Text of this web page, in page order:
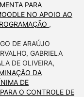
PARA
NO APOIO AO
,
DE ARAÚJO
GABRIELA
DE OLIVEIRA,
DA
DE
O CONTROLE DE